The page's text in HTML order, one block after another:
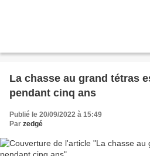
La chasse au grand tétras
pendant cinq ans
Publié le 20/09/2022 à 15:49
Par zedgé